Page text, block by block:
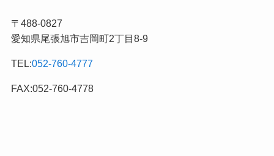
事
カ
ゴ
リ
〒488-0827
愛知県尾張旭市吉岡町2丁目8-9
TEL:052-760-4777
FAX:052-760-4778